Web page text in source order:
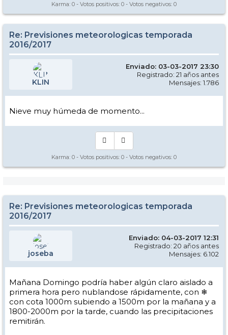
Karma: 0 - Votos positivos: 0 - Votos negativos: 0
Re: Previsiones meteorologicas temporada
2016/2017
KLIN
Enviado: 03-03-2017 23:30
Registrado: 21 años antes
Mensajes: 1.786
Nieve muy húmeda de momento...
Karma: 0 - Votos positivos: 0 - Votos negativos: 0
Re: Previsiones meteorologicas temporada
2016/2017
joseba
Enviado: 04-03-2017 12:31
Registrado: 20 años antes
Mensajes: 6.102
Mañana Domingo podría haber algún claro aislado a
primera hora pero nublandose rápidamente, con ❄
con cota 1000m subiendo a 1500m por la mañana y a
1800-2000m por la tarde, cuando las precipitaciones
remitirán.